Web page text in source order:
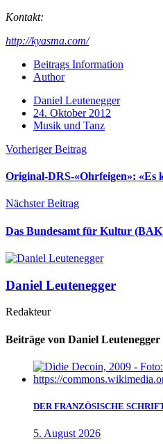
Kontakt:
http://kyasma.com/
Beitrags Information
Author
Daniel Leutenegger
24. Oktober 2012
Musik und Tanz
Vorheriger Beitrag
Original-DRS-«Ohrfeigen»: «Es
Nächster Beitrag
Das Bundesamt für Kultur
Daniel Leutenegger
Redakteur
Beiträge von Daniel Leutenegger
DER FRANZÖSISCHE
5. August 2026